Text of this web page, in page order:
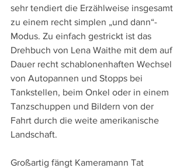
sehr tendiert die Erzählweise insgesamt
zu einem recht simplen „und dann“-
Modus. Zu einfach gestrickt ist das
Drehbuch von Lena Waithe mit dem auf
Dauer recht schablonenhaften Wechsel
von Autopannen und Stopps bei
Tankstellen, beim Onkel oder in einem
Tanzschuppen und Bildern von der
Fahrt durch die weite amerikanische
Landschaft.
Großartig fängt Kameramann Tat